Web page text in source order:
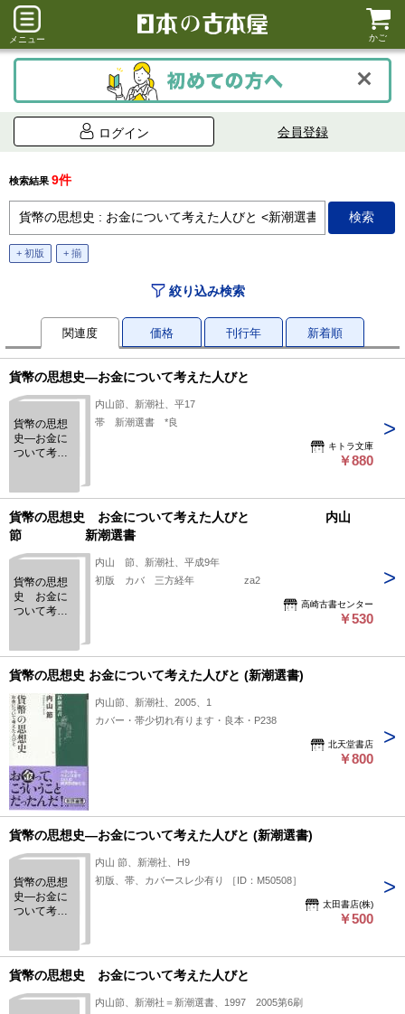
メニュー かご
ログイン 会員登録
検索結果 9件
+ 初版 + 揃
絞り込み検索
関連度 価格 刊行年 新着順
貨幣の思想史―お金について考えた人びと
貨幣の思想
史―お金に
ついて考え
内山節、新潮社、平17
帯 新潮選書 *良
キトラ文庫
￥880
貨幣の思想史 お金について考えた人びと 内山
節 新潮選書
貨幣の思想
史 お金に
ついて考え
と
内山
節
新潮選書
内山 節、新潮社、平成9年
初版 カバ 三方経年 za2
高崎古書センター
￥530
貨幣の思想史 お金について考えた人びと (新潮選書)
内山節、新潮社、2005、1
カバー・帯少切れ有ります・良本・P238
北天堂書店
￥800
貨幣の思想史―お金について考えた人びと (新潮選書)
貨幣の思想
史―お金に
ついて考え
内山 節、新潮社、H9
初版、帯、カバースレ少有り ［ID：M50508］
太田書店(株)
￥500
貨幣の思想史 お金について考えた人びと
内山節、新潮社＝新潮選書、1997 2005第6刷